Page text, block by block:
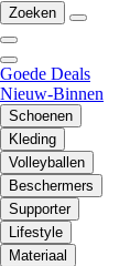
Zoeken
Goede Deals
Nieuw-Binnen
Schoenen
Kleding
Volleyballen
Beschermers
Supporter
Lifestyle
Materiaal